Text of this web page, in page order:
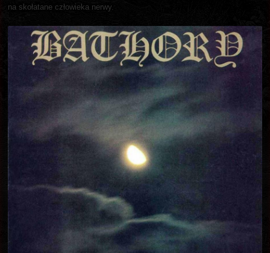
na skołatane człowieka nerwy.